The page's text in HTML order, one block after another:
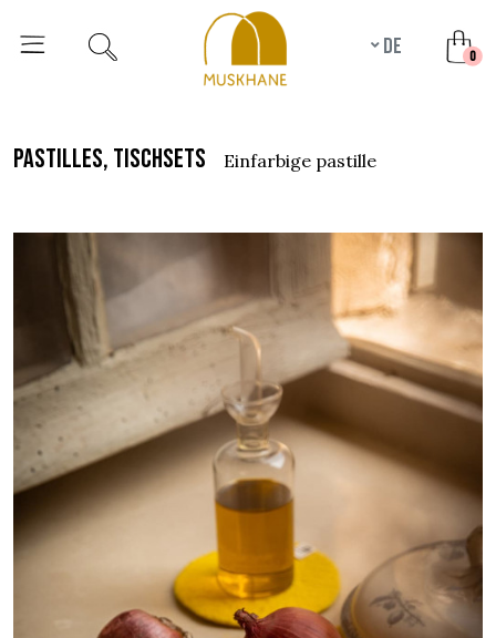
de 0
pastilles, tischsets einfarbige pastille